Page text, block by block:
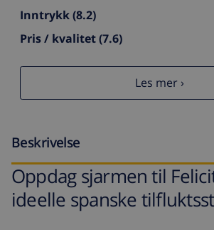
Inntrykk(8.2)
Pris / kvalitet(7.6)
Les mer ›
Beskrivelse
Oppdag sjarmen til
ideelle spanske